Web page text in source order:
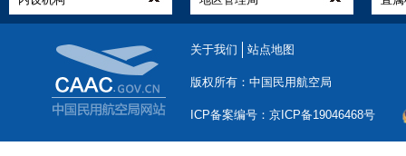
关于我们 站点地图
版权所有：中国民用航空局
ICP备案编号：京ICP备19046468号